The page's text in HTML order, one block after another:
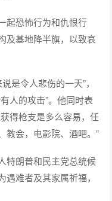
起恐怖行为和仇恨行
及基地降半旗，以致哀
是令人悲伤的一天”，
人的攻击”。他同时表
得枪支是多么容易，任
教会，电影院、酒吧。”
特朗普和民主党总统候
难者及其家属祈福，